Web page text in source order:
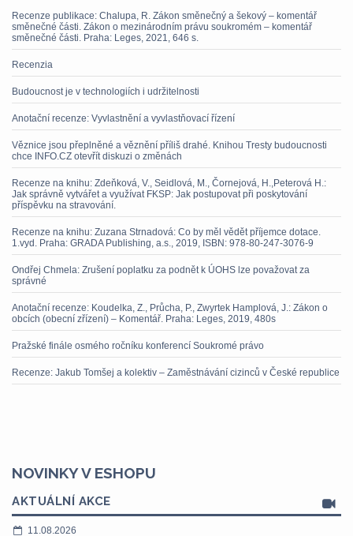
Recenze publikace: Chalupa, R. Zákon směnečný a šekový – komentář
směnečné části. Zákon o mezinárodním právu soukromém – komentář
směnečné části. Praha: Leges, 2021, 646 s.
Recenzia
Budoucnost je v technologiích i udržitelnosti
Anotační recenze: Vyvlastnění a vyvlastňovací řízení
Věznice jsou přeplněné a věznění příliš drahé. Knihou Tresty budoucnosti
chce INFO.CZ otevřít diskuzi o změnách
Recenze na knihu: Zdeňková, V., Seidlová, M., Čornejová, H.,Peterová H.:
Jak správně vytvářet a využívat FKSP: Jak postupovat při poskytování
příspěvku na stravování.
Recenze na knihu: Zuzana Strnadová: Co by měl vědět příjemce dotace.
1.vyd. Praha: GRADA Publishing, a.s., 2019, ISBN: 978-80-247-3076-9
Ondřej Chmela: Zrušení poplatku za podnět k ÚOHS lze považovat za
správné
Anotační recenze: Koudelka, Z., Průcha, P., Zwyrtek Hamplová, J.: Zákon o
obcích (obecní zřízení) – Komentář. Praha: Leges, 2019, 480s
Pražské finále osmého ročníku konferencí Soukromé právo
Recenze: Jakub Tomšej a kolektiv – Zaměstnávání cizinců v České republice
NOVINKY V ESHOPU
AKTUÁLNÍ AKCE
11.08.2026